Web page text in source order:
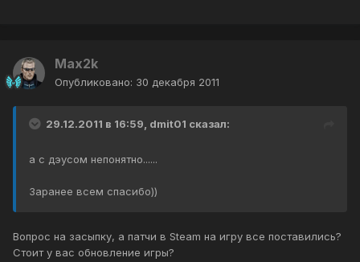
Max2k
Опубликовано: 30 декабря 2011
29.12.2011 в 16:59, dmit01 сказал:
а с дэусом непонятно......
Заранее всем спасибо))
Вопрос на засыпку, а патчи в Steam на игру все поставились?
Стоит у вас обновление игры?